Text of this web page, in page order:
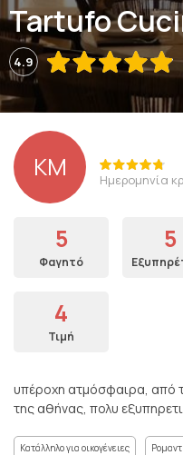
Tartufo
4.9
ΚΜ Ημερομηνία
5
Φαγητό
5
4
Τιμή
υπέροχη ατμόσφαιρα, από
της αθήνας, πολυ
Κατάλληλο για οικογένειες